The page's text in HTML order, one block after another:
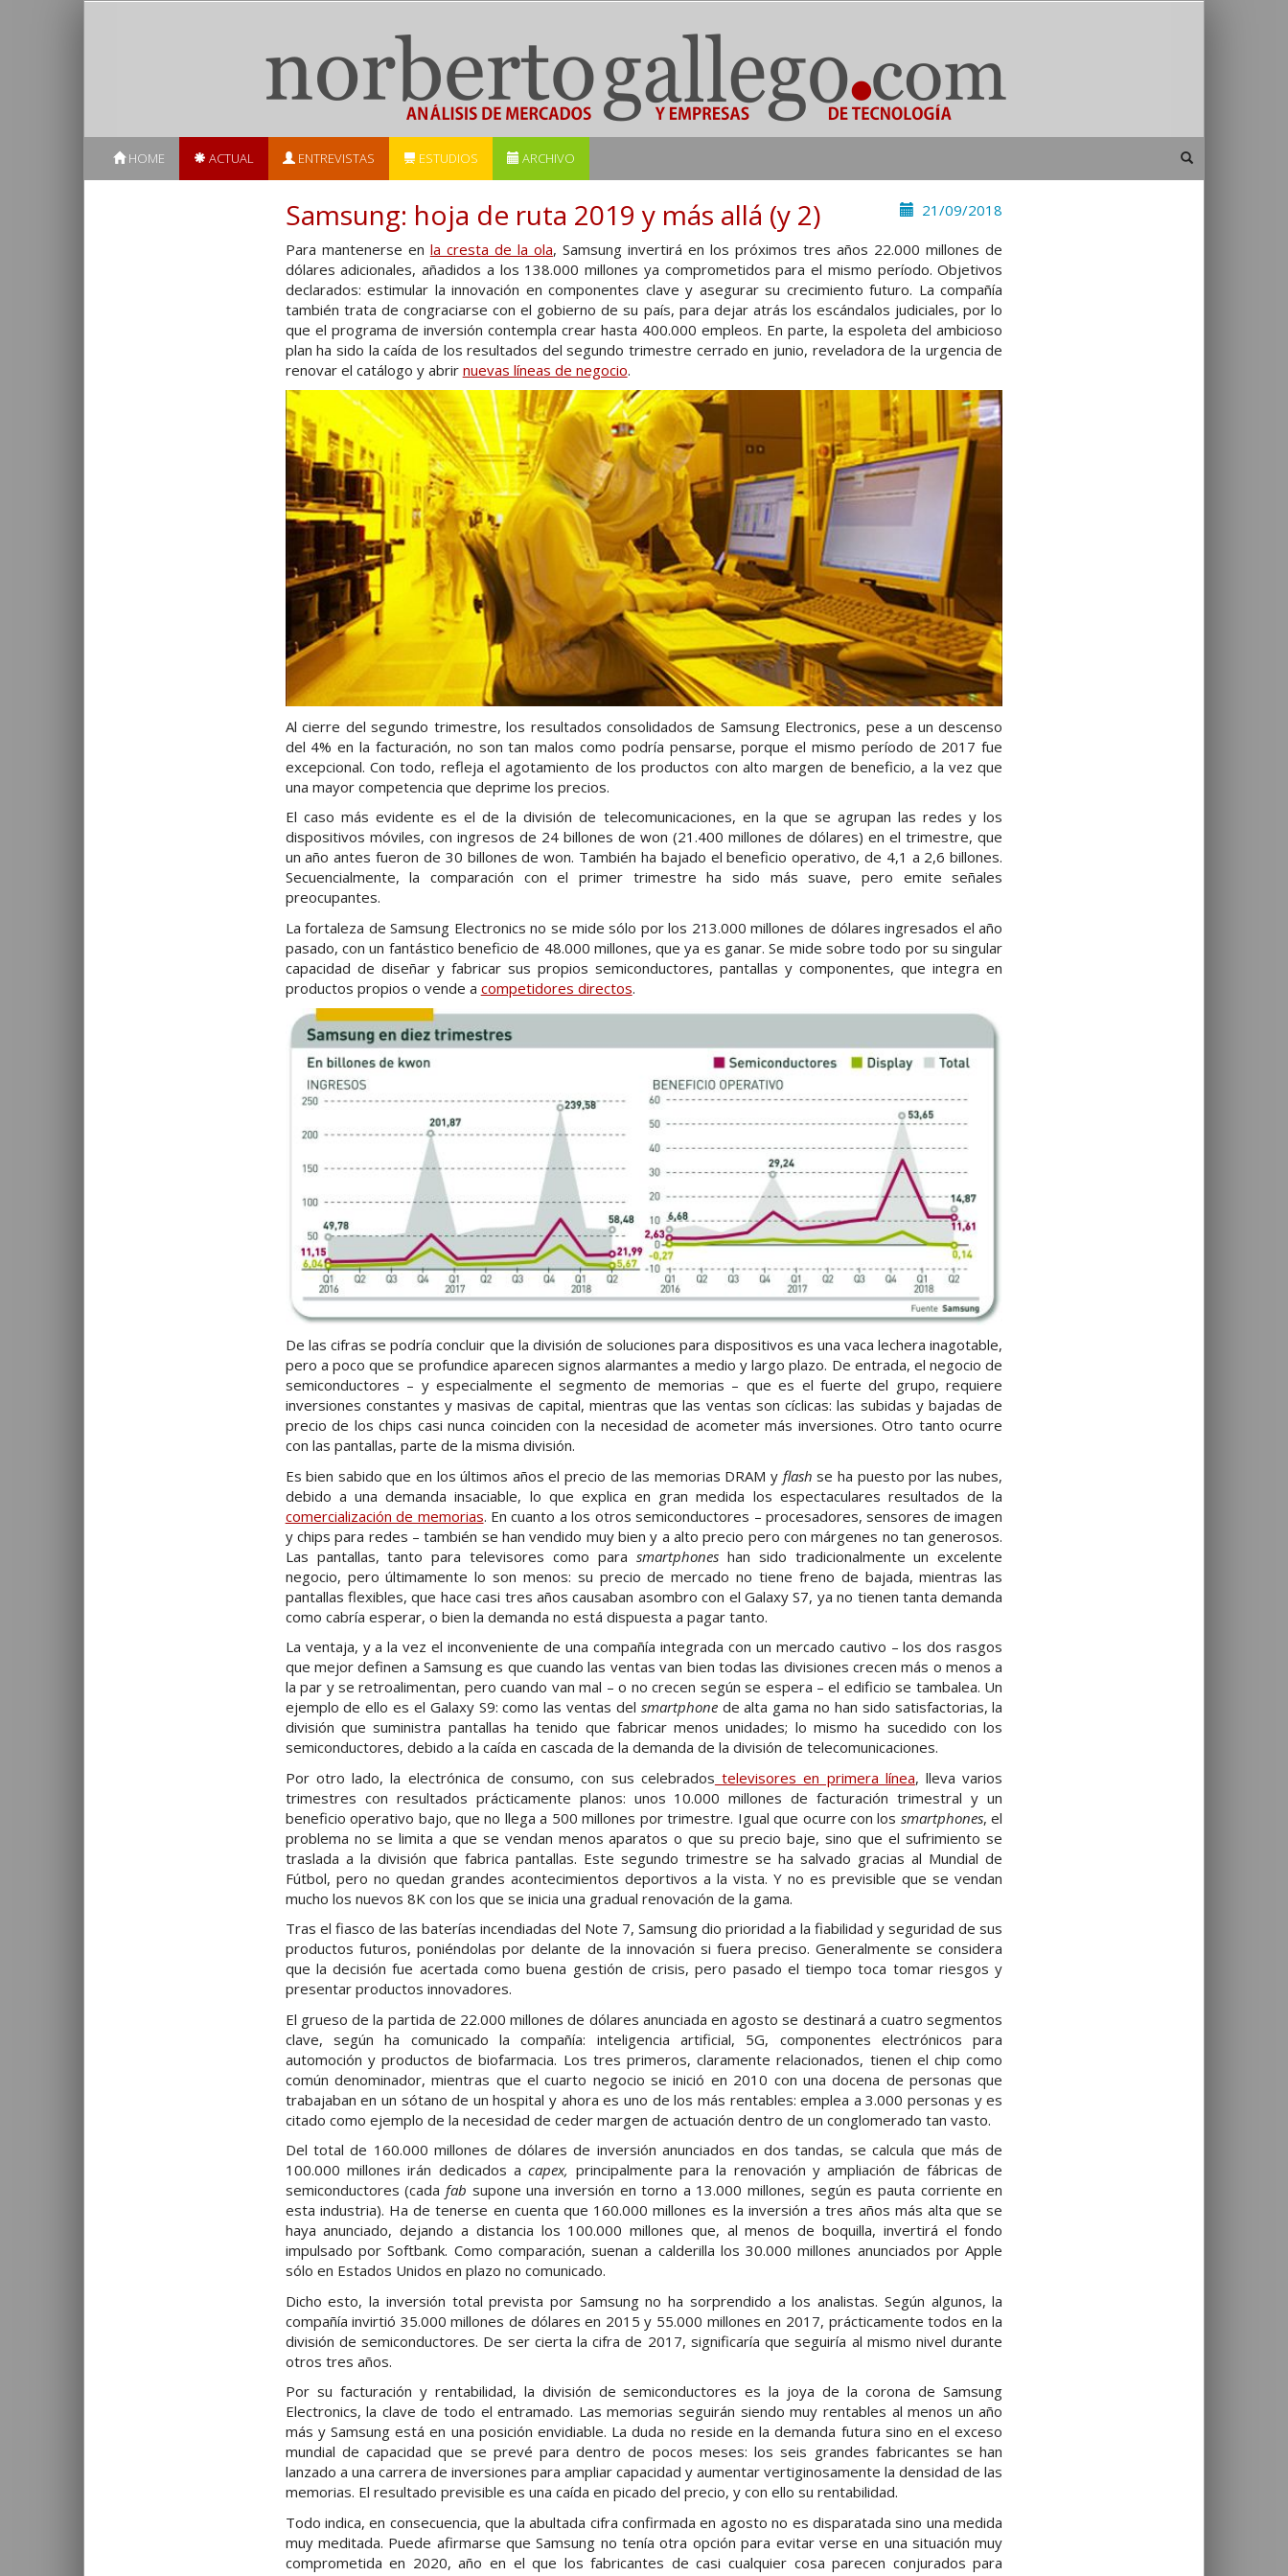
HOME ACTUAL ENTREVISTAS ESTUDIOS ARCHIVO
21/09/2018
Samsung: hoja de ruta 2019 y más allá (y 2)
Para mantenerse en la cresta de la ola, Samsung invertirá en los próximos tres años 22.000 millones de
dólares adicionales, añadidos a los 138.000 millones ya comprometidos para el mismo período. Objetivos
declarados: estimular la innovación en componentes clave y asegurar su crecimiento futuro. La compañía
también trata de congraciarse con el gobierno de su país, para dejar atrás los escándalos judiciales, por lo
que el programa de inversión contempla crear hasta 400.000 empleos. En parte, la espoleta del ambicioso
plan ha sido la caída de los resultados del segundo trimestre cerrado en junio, reveladora de la urgencia de
renovar el catálogo y abrir nuevas líneas de negocio.
Al cierre del segundo trimestre, los resultados consolidados de Samsung Electronics, pese a un descenso
del 4% en la facturación, no son tan malos como podría pensarse, porque el mismo período de 2017 fue
excepcional. Con todo, refleja el agotamiento de los productos con alto margen de beneficio, a la vez que
una mayor competencia que deprime los precios.
El caso más evidente es el de la división de telecomunicaciones, en la que se agrupan las redes y los
dispositivos móviles, con ingresos de 24 billones de won (21.400 millones de dólares) en el trimestre, que
un año antes fueron de 30 billones de won. También ha bajado el beneficio operativo, de 4,1 a 2,6 billones.
Secuencialmente, la comparación con el primer trimestre ha sido más suave, pero emite señales
preocupantes.
La fortaleza de Samsung Electronics no se mide sólo por los 213.000 millones de dólares ingresados el año
pasado, con un fantástico beneficio de 48.000 millones, que ya es ganar. Se mide sobre todo por su singular
capacidad de diseñar y fabricar sus propios semiconductores, pantallas y componentes, que integra en
productos propios o vende a competidores directos.
De las cifras se podría concluir que la división de soluciones para dispositivos es una vaca lechera inagotable,
pero a poco que se profundice aparecen signos alarmantes a medio y largo plazo. De entrada, el negocio de
semiconductores – y especialmente el segmento de memorias – que es el fuerte del grupo, requiere
inversiones constantes y masivas de capital, mientras que las ventas son cíclicas: las subidas y bajadas de
precio de los chips casi nunca coinciden con la necesidad de acometer más inversiones. Otro tanto ocurre
con las pantallas, parte de la misma división.
Es bien sabido que en los últimos años el precio de las memorias DRAM y flash se ha puesto por las nubes,
debido a una demanda insaciable, lo que explica en gran medida los espectaculares resultados de la
comercialización de memorias. En cuanto a los otros semiconductores – procesadores, sensores de imagen
y chips para redes – también se han vendido muy bien y a alto precio pero con márgenes no tan generosos.
Las pantallas, tanto para televisores como para smartphones han sido tradicionalmente un excelente
negocio, pero últimamente lo son menos: su precio de mercado no tiene freno de bajada, mientras las
pantallas flexibles, que hace casi tres años causaban asombro con el Galaxy S7, ya no tienen tanta demanda
como cabría esperar, o bien la demanda no está dispuesta a pagar tanto.
La ventaja, y a la vez el inconveniente de una compañía integrada con un mercado cautivo – los dos rasgos
que mejor definen a Samsung es que cuando las ventas van bien todas las divisiones crecen más o menos a
la par y se retroalimentan, pero cuando van mal – o no crecen según se espera – el edificio se tambalea. Un
ejemplo de ello es el Galaxy S9: como las ventas del smartphonede alta gama no han sido satisfactorias, la
división que suministra pantallas ha tenido que fabricar menos unidades; lo mismo ha sucedido con los
semiconductores, debido a la caída en cascada de la demanda de la división de telecomunicaciones.
Por otro lado, la electrónica de consumo, con sus celebrados televisores en primera línea, lleva varios
trimestres con resultados prácticamente planos: unos 10.000 millones de facturación trimestral y un
beneficio operativo bajo, que no llega a 500 millones por trimestre. Igual que ocurre con los smartphones, el
problema no se limita a que se vendan menos aparatos o que su precio baje, sino que el sufrimiento se
traslada a la división que fabrica pantallas. Este segundo trimestre se ha salvado gracias al Mundial de
Fútbol, pero no quedan grandes acontecimientos deportivos a la vista. Y no es previsible que se vendan
mucho los nuevos 8K con los que se inicia una gradual renovación de la gama.
Tras el fiasco de las baterías incendiadas del Note 7, Samsung dio prioridad a la fiabilidad y seguridad de sus
productos futuros, poniéndolas por delante de la innovación si fuera preciso. Generalmente se considera
que la decisión fue acertada como buena gestión de crisis, pero pasado el tiempo toca tomar riesgos y
presentar productos innovadores.
El grueso de la partida de 22.000 millones de dólares anunciada en agosto se destinará a cuatro segmentos
clave, según ha comunicado la compañía: inteligencia artificial, 5G, componentes electrónicos para
automoción y productos de biofarmacia. Los tres primeros, claramente relacionados, tienen el chip como
común denominador, mientras que el cuarto negocio se inició en 2010 con una docena de personas que
trabajaban en un sótano de un hospital y ahora es uno de los más rentables: emplea a 3.000 personas y es
citado como ejemplo de la necesidad de ceder margen de actuación dentro de un conglomerado tan vasto.
Del total de 160.000 millones de dólares de inversión anunciados en dos tandas, se calcula que más de
100.000 millones irán dedicados a capex, principalmente para la renovación y ampliación de fábricas de
semiconductores (cada fab supone una inversión en torno a 13.000 millones, según es pauta corriente en
esta industria). Ha de tenerse en cuenta que 160.000 millones es la inversión a tres años más alta que se
haya anunciado, dejando a distancia los 100.000 millones que, al menos de boquilla, invertirá el fondo
impulsado por Softbank. Como comparación, suenan a calderilla los 30.000 millones anunciados por Apple
sólo en Estados Unidos en plazo no comunicado.
Dicho esto, la inversión total prevista por Samsung no ha sorprendido a los analistas. Según algunos, la
compañía invirtió 35.000 millones de dólares en 2015 y 55.000 millones en 2017, prácticamente todos en la
división de semiconductores. De ser cierta la cifra de 2017, significaría que seguiría al mismo nivel durante
otros tres años.
Por su facturación y rentabilidad, la división de semiconductores es la joya de la corona de Samsung
Electronics, la clave de todo el entramado. Las memorias seguirán siendo muy rentables al menos un año
más y Samsung está en una posición envidiable. La duda no reside en la demanda futura sino en el exceso
mundial de capacidad que se prevé para dentro de pocos meses: los seis grandes fabricantes se han
lanzado a una carrera de inversiones para ampliar capacidad y aumentar vertiginosamente la densidad de las
memorias. El resultado previsible es una caída en picado del precio, y con ello su rentabilidad.
Todo indica, en consecuencia, que la abultada cifra confirmada en agosto no es disparatada sino una medida
muy meditada. Puede afirmarse que Samsung no tenía otra opción para evitar verse en una situación muy
comprometida en 2020, año en el que los fabricantes de casi cualquier cosa parecen conjurados para